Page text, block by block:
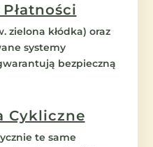
zielona kłódka) oraz
systemy
bezpieczną
Cykliczne
te same